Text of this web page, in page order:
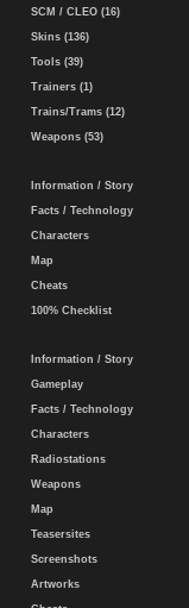
SCM / CLEO (16)
Skins (136)
Tools (39)
Trainers (1)
Trains/Trams (12)
Weapons (53)
Information / Story
Facts / Technology
Characters
Map
Cheats
100% Checklist
Information / Story
Gameplay
Facts / Technology
Characters
Radiostations
Weapons
Map
Teasersites
Screenshots
Artworks